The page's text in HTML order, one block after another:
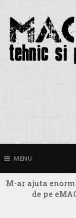
MENU
M-ar ajuta
de pe